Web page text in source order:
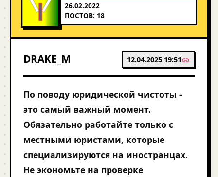
26.02.2022
ПОСТОВ: 18
DRAKE_M 12.04.2025 19:51
По поводу юридической чистоты -
это самый важный момент.
Обязательно работайте только с
местными юристами, которые
специализируются на иностранцах.
Не экономьте на проверке